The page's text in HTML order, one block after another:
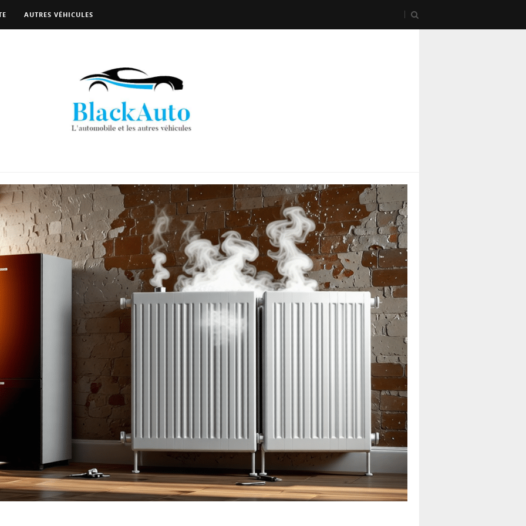
AUTRES VÉHICULES